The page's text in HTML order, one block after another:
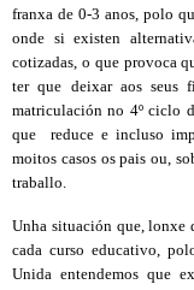
franxa de 0-3 anos, polo
onde si existen
cotizadas, o que provoca
ter que deixar aos seus
matriculación no 4º ciclo
que reduce e incluso
moitos casos os pais ou,
traballo.
Unha situación que, lonxe
cada curso educativo,
Unida entendemos que